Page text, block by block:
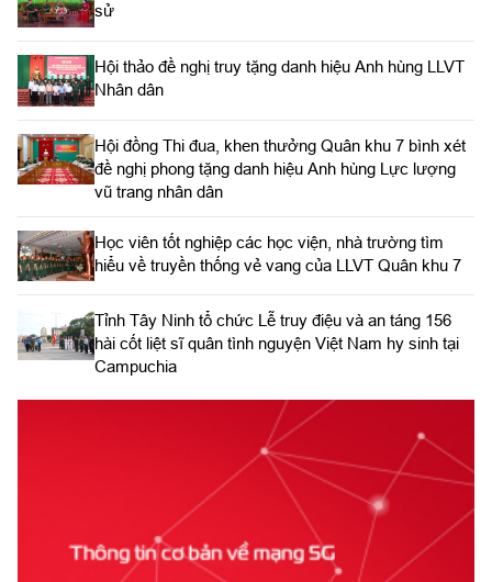
sử
Hội thảo đề nghị truy tặng danh hiệu Anh hùng LLVT
Nhân dân
Hội đồng Thi đua, khen thưởng Quân khu 7 bình xét
đề nghị phong tặng danh hiệu Anh hùng Lực lượng
vũ trang nhân dân
Học viên tốt nghiệp các học viện, nhà trường tìm
hiểu về truyền thống vẻ vang của LLVT Quân khu 7
​Tỉnh Tây Ninh tổ chức Lễ truy điệu và an táng 156
hài cốt liệt sĩ quân tình nguyện Việt Nam hy sinh tại
Campuchia